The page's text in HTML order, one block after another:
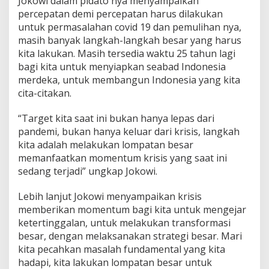
percepatan demi percepatan harus dilakukan
untuk permasalahan covid 19 dan pemulihan nya,
masih banyak langkah-langkah besar yang harus
kita lakukan. Masih tersedia waktu 25 tahun lagi
bagi kita untuk menyiapkan seabad Indonesia
merdeka, untuk membangun Indonesia yang kita
cita-citakan.
“Target kita saat ini bukan hanya lepas dari
pandemi, bukan hanya keluar dari krisis, langkah
kita adalah melakukan lompatan besar
memanfaatkan momentum krisis yang saat ini
sedang terjadi” ungkap Jokowi.
Lebih lanjut Jokowi menyampaikan krisis
memberikan momentum bagi kita untuk mengejar
ketertinggalan, untuk melakukan transformasi
besar, dengan melaksanakan strategi besar. Mari
kita pecahkan masalah fundamental yang kita
hadapi, kita lakukan lompatan besar untuk